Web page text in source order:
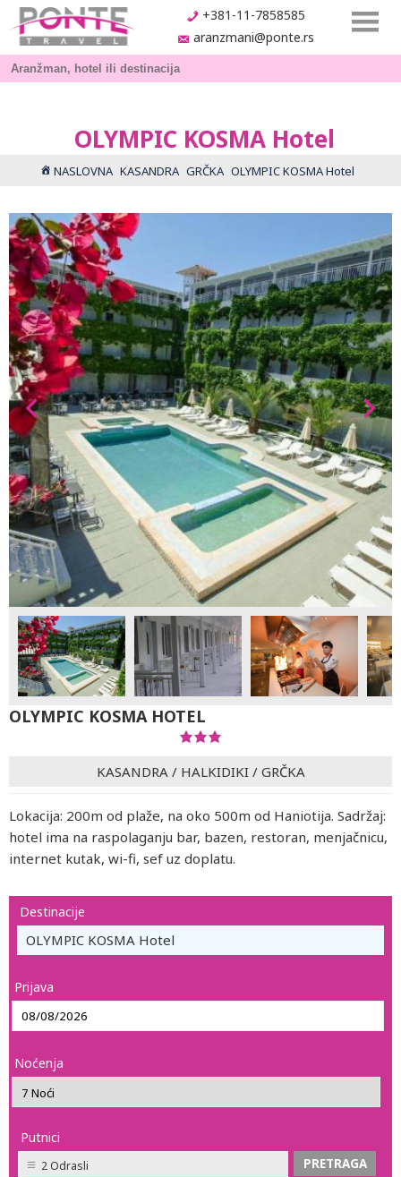
+381-11-7858585
aranzmani@ponte.rs
OLYMPIC KOSMA Hotel
NASLOVNA KASANDRA GRČKA OLYMPIC KOSMA Hotel
OLYMPIC KOSMA HOTEL
KASANDRA / HALKIDIKI/ GRČKA
Lokacija: 200m od plaže, na oko 500m od Haniotija. Sadržaj:
hotel ima na raspolaganju bar, bazen, restoran, menjačnicu,
internet kutak, wi-fi, sef uz doplatu.
Destinacije
OLYMPIC KOSMA Hotel
Prijava
Noćenja
Putnici
2 Odrasli